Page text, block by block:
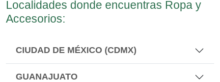
Localidades donde encuentras Ropa y
Accesorios:
CIUDAD DE MÉXICO (CDMX)
GUANAJUATO